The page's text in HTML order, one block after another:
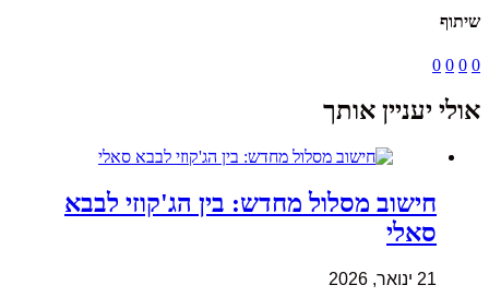
שיתוף
0
0
0
0
אולי יעניין אותך
חישוב מסלול מחדש: בין הג'קוזי לבבא
סאלי
21 ינואר, 2026